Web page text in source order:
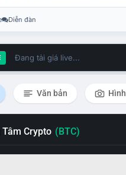
Diễn đàn
Đang tải giá live...
Văn bản
Tâm Crypto (BTC)